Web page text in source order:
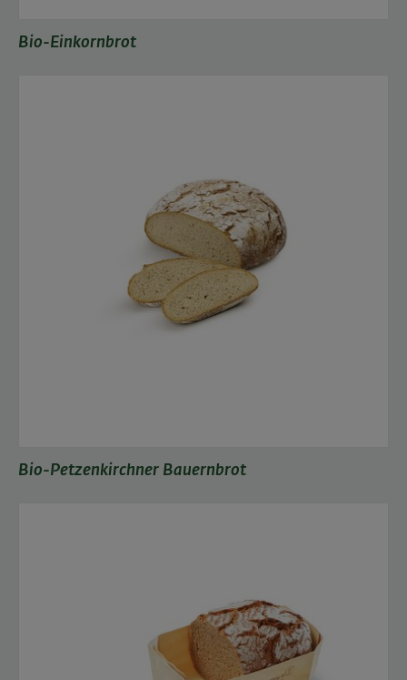
Bio-Einkornbrot
Bio-Petzenkirchner Bauernbrot